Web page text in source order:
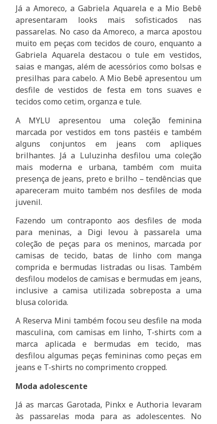
Já a Amoreco, a Gabriela Aquarela e a Mio Bebê
apresentaram looks mais sofisticados nas
passarelas. No caso da Amoreco, a marca apostou
muito em peças com tecidos de couro, enquanto a
Gabriela Aquarela destacou o tule em vestidos,
saias e mangas, além de acessórios como bolsas e
presilhas para cabelo. A Mio Bebê apresentou um
desfile de vestidos de festa em tons suaves e
tecidos como cetim, organza e tule.
A MYLU apresentou uma coleção feminina
marcada por vestidos em tons pastéis e também
alguns conjuntos em jeans com apliques
brilhantes. Já a Luluzinha desfilou uma coleção
mais moderna e urbana, também com muita
presença de jeans, preto e brilho – tendências que
apareceram muito também nos desfiles de moda
juvenil.
Fazendo um contraponto aos desfiles de moda
para meninas, a Digi levou à passarela uma
coleção de peças para os meninos, marcada por
camisas de tecido, batas de linho com manga
comprida e bermudas listradas ou lisas. Também
desfilou modelos de camisas e bermudas em jeans,
inclusive a camisa utilizada sobreposta a uma
blusa colorida.
A Reserva Mini também focou seu desfile na moda
masculina, com camisas em linho, T-shirts com a
marca aplicada e bermudas em tecido, mas
desfilou algumas peças femininas como peças em
jeans e T-shirts no comprimento cropped.
Moda adolescente
Já as marcas Garotada, Pinkx e Authoria levaram
às passarelas moda para as adolescentes. No